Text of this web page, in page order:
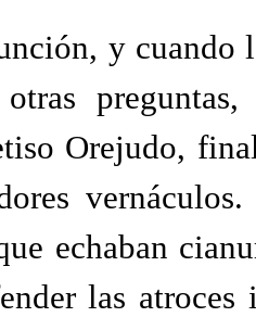
y cuando
Orejudo,
echaban
las